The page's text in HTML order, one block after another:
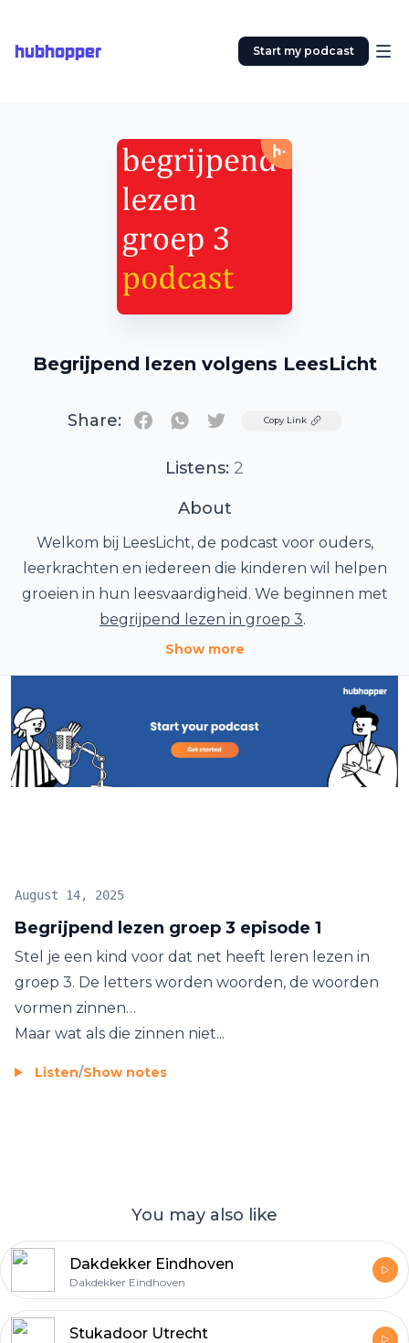
hubhopper Start my podcast
Begrijpend lezen volgens LeesLicht
Share: TwitterCopy Link
Listens: 2
About
Welkom bij LeesLicht, de podcast voor ouders,
leerkrachten en iedereen die kinderen wil helpen
groeien in hun leesvaardigheid. We beginnen met
begrijpend lezen in groep 3.
In elke aflevering nemen we je mee in de wereld
Van praktische tips voor thuis en in de klas, tot
inzichten uit de nieuwste onderwijsontwikkelingen.
Of je nu werkt met jonge lezers, of gewoon wilt
weten hoe kinderen plezier én begrip vinden in
Show more
Begrijpend lezen groep 3 episode 1
August 14, 2025
Stel je een kind voor dat net heeft leren lezen in
groep 3. De letters worden woorden, de woorden
vormen zinnen…
Maar wat als die zinnen niet...
Listen/Show notes
You may also like
Dakdekker Eindhoven
Dakdekker Eindhoven
Stukadoor Utrecht